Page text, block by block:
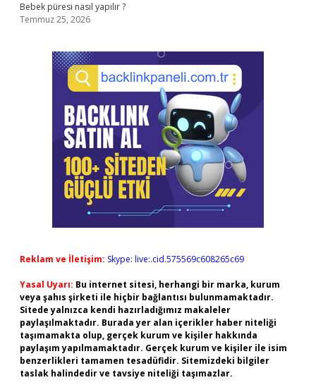
Bebek püresi nasıl yapılır ?
Temmuz 25, 2026
Reklam ve İletişim: Skype: live:.cid.575569c608265c69
Yasal Uyarı: Bu internet sitesi, herhangi bir marka, kurum
veya şahıs şirketi ile hiçbir bağlantısı bulunmamaktadır.
Sitede yalnızca kendi hazırladığımız makaleler
paylaşılmaktadır. Burada yer alan içerikler haber niteliği
taşımamakta olup, gerçek kurum ve kişiler hakkında
paylaşım yapılmamaktadır. Gerçek kurum ve kişiler ile isim
benzerlikleri tamamen tesadüfidir. Sitemizdeki bilgiler
taslak halindedir ve tavsiye niteliği taşımazlar.